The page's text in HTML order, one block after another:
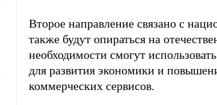
Второе направление связано с
также будут опираться на
необходимости смогут
для развития экономики и
коммерческих сервисов.